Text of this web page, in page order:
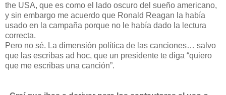
the USA, que es como el lado oscuro del sueño americano,
y sin embargo me acuerdo que Ronald Reagan la había
usado en la campaña porque no le había dado la lectura
correcta.
Pero no sé. La dimensión política de las canciones… salvo
que las escribas ad hoc, que un presidente te diga “quiero
que me escribas una canción”.